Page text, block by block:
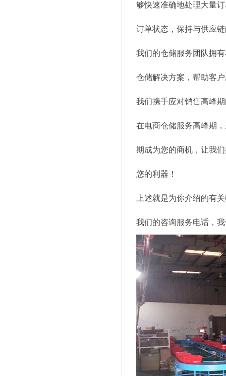
够快速准确地处理大量
订单状态，保持与供应
我们的仓储服务团队拥
仓储解决方案，帮助客
我们携手应对销售高峰
在电商仓储服务高峰期
期成为您的商机，让我
您的利器！
上述就是为你介绍的有
我们的咨询服务电话，